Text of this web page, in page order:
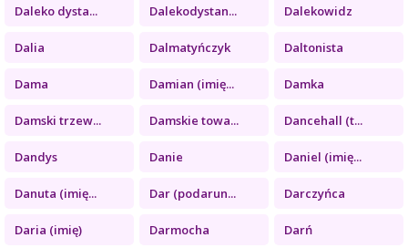
Daleko dysta... Dalekodystan... Dalekowidz
Dalia Dalmatyńczyk Daltonista
Dama Damian (imię... Damka
Damski trzew... Damskie towa... Dancehall (t...
Dandys Danie Daniel (imię...
Danuta (imię... Dar (podarun... Darczyńca
Daria (imię) Darmocha Darń